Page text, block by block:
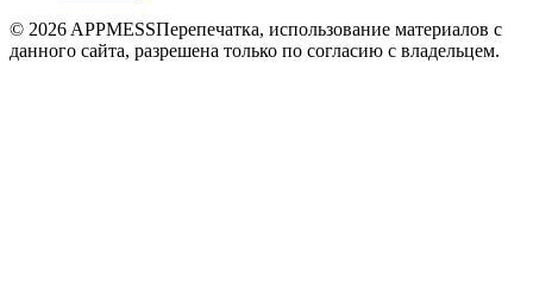
© 2026 APPMESSПерепечатка, использование материалов с
данного сайта, разрешена только по согласию с владельцем.